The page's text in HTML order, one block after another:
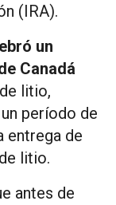
(IRA).
un
Canadá
litio,
período de
entrega de
litio.
antes de